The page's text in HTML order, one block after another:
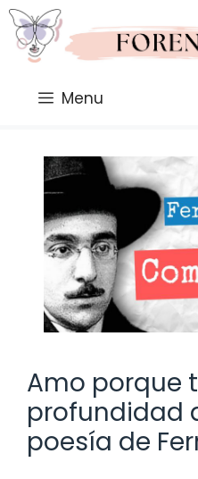
Saltar
al
contenido
Menu
Amo porque
profundidad
poesía de